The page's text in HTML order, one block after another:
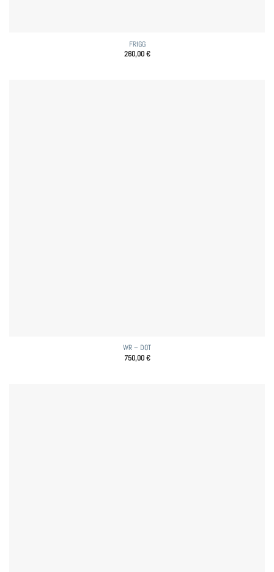
FRIGG
260,00€
WR – DOT
750,00€